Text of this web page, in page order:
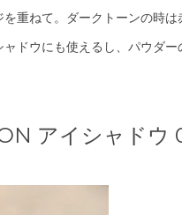
重ねて。ダークトーンの時
ドウにも使えるし、パウダ
アイシャドウ